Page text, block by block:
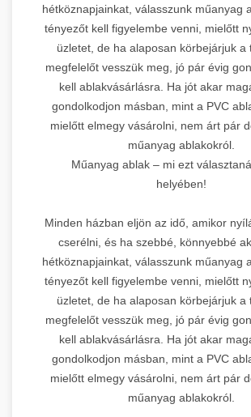
hétköznapjainkat, válasszunk műanyag
tényezőt kell figyelembe venni, mielőtt
üzletet, de ha alaposan körbejárjuk a
megfelelőt vesszük meg, jó pár évig
kell ablakvásárlásra. Ha jót akar
gondolkodjon másban, mint a PVC
mielőtt elmegy vásárolni, nem árt pár
műanyag ablakokról.
Műanyag ablak – mi ezt
helyében!
Minden házban eljön az idő, amikor
cserélni, és ha szebbé, könnyebbé
hétköznapjainkat, válasszunk műanyag
tényezőt kell figyelembe venni, mielőtt
üzletet, de ha alaposan körbejárjuk a
megfelelőt vesszük meg, jó pár évig
kell ablakvásárlásra. Ha jót akar
gondolkodjon másban, mint a PVC
mielőtt elmegy vásárolni, nem árt pár
műanyag ablakokról.